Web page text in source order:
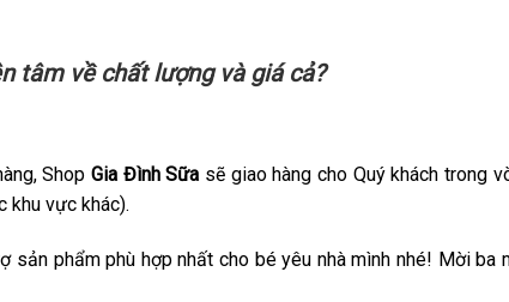
tâm về chất lượng và giá cả?
ShopGia Đình Sữa sẽ giao hàng cho Quý khách trong
khu vực khác).
sản phẩm phù hợp nhất cho bé yêu nhà mình nhé! Mời ba